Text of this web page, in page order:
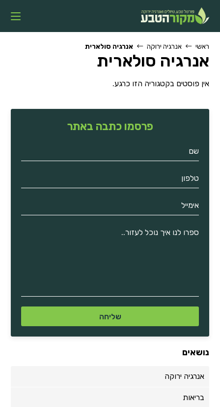
content
ראשי אנרגיה ירוקה אנרגיה סולארית
אנרגיה סולארית
אין פוסטים בקטגוריה הזו כרגע.
פרסמו כתבה באתר
נושאים
אנרגיה ירוקה
בריאות